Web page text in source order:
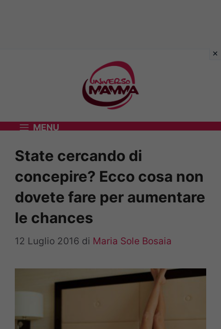
MENU
State cercando di
concepire? Ecco cosa non
dovete fare per aumentare
le chances
12 Luglio 2016 di Maria Sole Bosaia